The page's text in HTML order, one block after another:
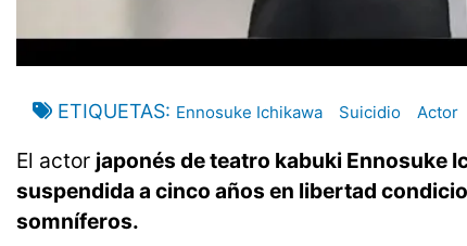
ETIQUETAS Ennosuke Ichikawa Suicidio Actor
El actor japonés de teatro kabuki Ennosuke
suspendida a cinco años en libertad
somníferos.